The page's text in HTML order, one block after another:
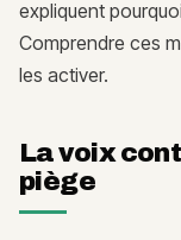
expliquent
Comprendre ces
les activer.
La voix
piège